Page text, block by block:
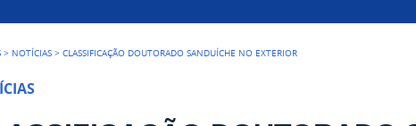
> NOTÍCIAS >CLASSIFICAÇÃO DOUTORADO SANDUÍCHE NO EXTERIOR